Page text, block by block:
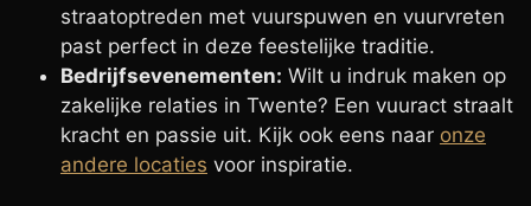
straatoptreden met vuurspuwen en vuurvreten
past perfect in deze feestelijke traditie.
Bedrijfsevenementen: Wilt u indruk maken op
zakelijke relaties in Twente? Een vuuract straalt
kracht en passie uit. Kijk ook eens naar onze
andere locaties voor inspiratie.